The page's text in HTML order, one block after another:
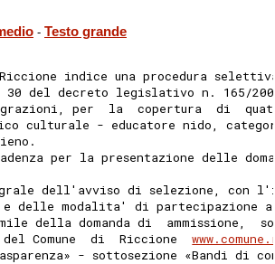
- Testo grande
indice una procedura
del decreto legislativo n. 165/
per  la  copertura  di
culturale - educatore nido,
per la presentazione delle
dell'avviso di selezione, con
modalita' di partecipazione
della domanda di  ammissione,
Comune  di  Riccione
- sottosezione «Bandi di